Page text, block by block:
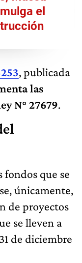
el
, publicada
las
N° 27679.
fondos que se
únicamente,
de proyectos
se lleven a
de diciembre